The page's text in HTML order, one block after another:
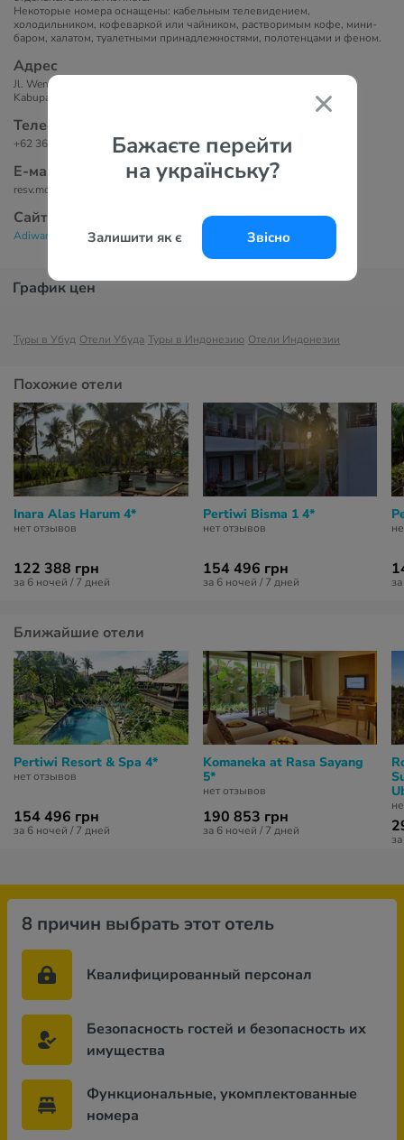
Бажаєте перейти
на українську?
Залишити як є Звісно
Некоторые номера оснащены: кабельным телевидением,
холодильником, кофеваркой или чайником, растворимым кофе, мини-
баром, халатом, туалетными принадлежностями, полотенцами и феном.
Адрес
Jl. Wenara Wana, Ubud, Kecamatan Ubud,
Kabupaten Gianyar, Bali 80571
Телефоны
+62 361 975 231
Е-маil
resv.monkeyforest@adiwanahotels.com
Сайт
Adiwana Monkey Forest 4*
График цен
Туры в Убуд Отели Убуда Туры в Индонезию Отели Индонезии
Похожие отели
Inara Alas Harum 4*
нет отзывов
122 388 грн
за 6 ночей / 7 дней
Pertiwi Bisma 1 4*
нет отзывов
154 496 грн
за 6 ночей / 7 дней
Ближайшие отели
Pertiwi Resort & Spa 4*
нет отзывов
154 496 грн
за 6 ночей / 7 дней
Komaneka at Rasa Sayang
5*
нет отзывов
190 853 грн
за 6 ночей / 7 дней
8 причин выбрать этот отель
Квалифицированный персонал
Безопасность гостей и безопасность их
имущества
Функциональные, укомплектованные
номера